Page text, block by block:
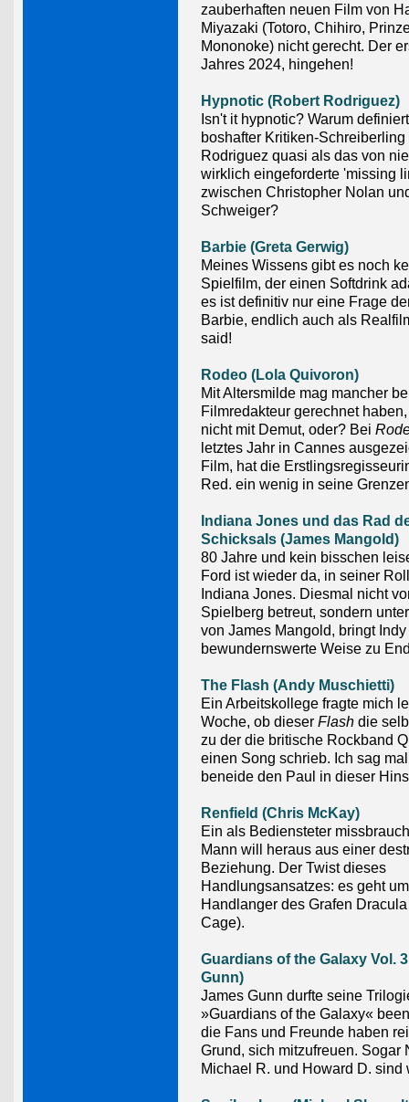
zauberhaften neuen Film von
Miyazaki (Totoro, Chihiro,
Mononoke) nicht gerecht. Der
Jahres 2024, hingehen!
Hypnotic (Robert Rodriguez)
Isn't it hypnotic? Warum
boshafter Kritiken-Schreiberling
Rodriguez quasi als das von
wirklich eingeforderte 'missing
zwischen Christopher Nolan
Schweiger?
Barbie (Greta Gerwig)
Meines Wissens gibt es noch
Spielfilm, der einen Softdrink
es ist definitiv nur eine Frage
Barbie, endlich auch als
said!
Rodeo (Lola Quivoron)
Mit Altersmilde mag mancher
Filmredakteur gerechnet
nicht mit Demut, oder? Bei
letztes Jahr in Cannes
Film, hat die
Red. ein wenig in seine
Indiana Jones und das Rad
Schicksals (James Mangold)
80 Jahre und kein bisschen
Ford ist wieder da, in seiner
Indiana Jones. Diesmal nicht
Spielberg betreut, sondern
von James Mangold, bringt
bewundernswerte Weise zu
The Flash (Andy Muschietti)
Ein Arbeitskollege fragte mich
Woche, ob dieser Flash die
zu der die britische Rockband
einen Song schrieb. Ich sag
beneide den Paul in dieser
Renfield (Chris McKay)
Ein als Bediensteter
Mann will heraus aus einer
Beziehung. Der Twist dieses
Handlungsansatzes: es geht
Handlanger des Grafen
Cage).
Guardians of the Galaxy Vol.
Gunn)
James Gunn durfte seine
»Guardians of the Galaxy«
die Fans und Freunde haben
Grund, sich mitzufreuen. Sogar
Michael R. und Howard D. sind